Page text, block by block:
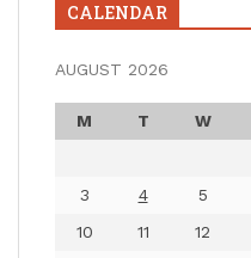
CALENDAR
AUGUST 2026
M T W
3
4 5
10
11 12